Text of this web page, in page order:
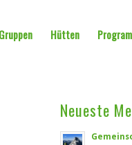
Gruppen Hütten
Neueste